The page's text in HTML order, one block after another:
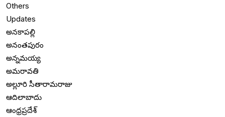
Others
Updates
అనకాపల్లి
అనంతపురం
అన్నమయ్య
అమరావతి
అల్లూరి సీతారామరాజు
ఆదిలాబాదు
ఆంధ్రప్రదేశ్